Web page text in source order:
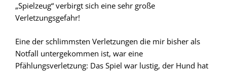
„Spielzeug“ verbirgt sich eine sehr große
Verletzungsgefahr!
Eine der schlimmsten Verletzungen die mir bisher als
Notfall untergekommen ist, war eine
Pfählungsverletzung: Das Spiel war lustig, der Hund hat